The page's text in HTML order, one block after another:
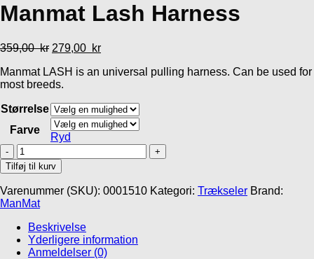
Fortsæt med at handle Gå til kurv
Manmat Lash Harness
359,00kr 279,00 kr
Manmat LASH is an universal pulling harness. Can be used for
most breeds.
Størrelse
Farve
Ryd
Manmat
Lash
Harness
antal
Tilføj til kurv
Varenummer (SKU): 0001510 Kategori: Trækseler Brand:
ManMat
Beskrivelse
Yderligere information
Anmeldelser (0)